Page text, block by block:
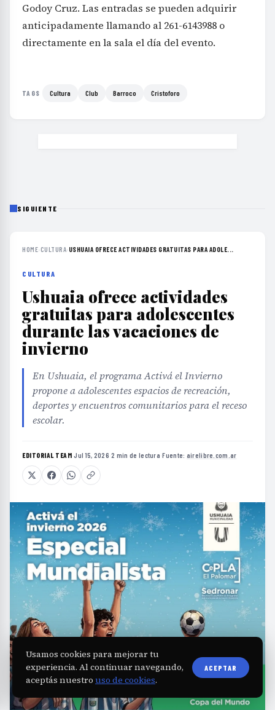
Godoy Cruz. Las entradas se pueden adquirir
anticipadamente llamando al 261-6143988 o
directamente en la sala el día del evento.
TAGS Cultura Club Barroco Cristoforo
SIGUIENTE
HOME›CULTURA› USHUAIA OFRECE ACTIVIDADES GRATUITAS PARA ADOLE...
CULTURA
Ushuaia ofrece actividades
gratuitas para adolescentes
durante las vacaciones de
invierno
En Ushuaia, el programa Activá el Invierno
propone a adolescentes espacios de recreación,
deportes y encuentros comunitarios para el receso
escolar.
EDITORIAL TEAM·Jul 15, 2026·2 min de lectura·Fuente: airelibre.com.ar
Usamos cookies para mejorar tu
experiencia. Al continuar navegando,
aceptás nuestro uso de cookies.
ACEPTAR